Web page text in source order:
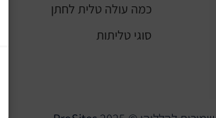
כמה עולה טלית לחתן
סוגי טליתות